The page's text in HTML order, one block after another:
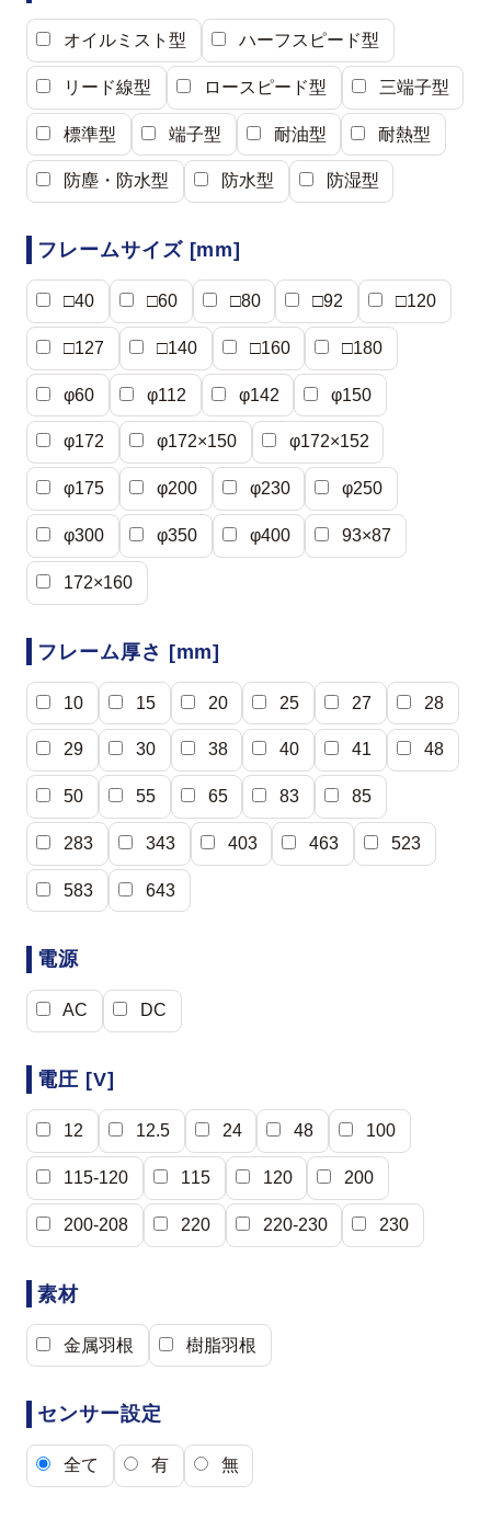
オイルミスト型 ハーフスピード型
リード線型 ロースピード型 三端子型
標準型 端子型 耐油型 耐熱型
防塵・防水型 防水型 防湿型
フレームサイズ [mm]
□40 □60 □80 □92 □120
□127 □140 □160 □180
φ60 φ112 φ142 φ150
φ172 φ172×150 φ172×152
φ175 φ200 φ230 φ250
φ300 φ350 φ400 93×87
172×160
フレーム厚さ [mm]
10 15 20 25 27 28
29 30 38 40 41 48
50 55 65 83 85
283 343 403 463 523
583 643
電源
AC DC
電圧 [V]
12 12.5 24 48 100
115-120 115 120 200
200-208 220 220-230 230
素材
金属羽根 樹脂羽根
センサー設定
全て 有 無